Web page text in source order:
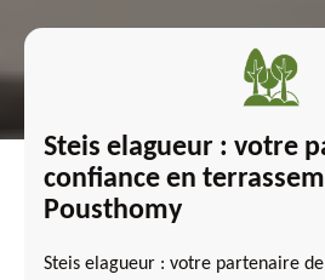
Steis elagueur : votre
confiance en
Pousthomy
Steis elagueur : votre partenaire